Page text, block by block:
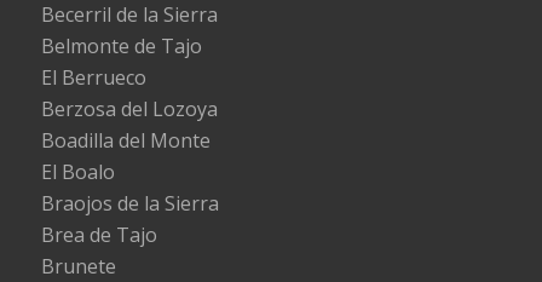
Becerril de la Sierra
Belmonte de Tajo
El Berrueco
Berzosa del Lozoya
Boadilla del Monte
El Boalo
Braojos de la Sierra
Brea de Tajo
Brunete